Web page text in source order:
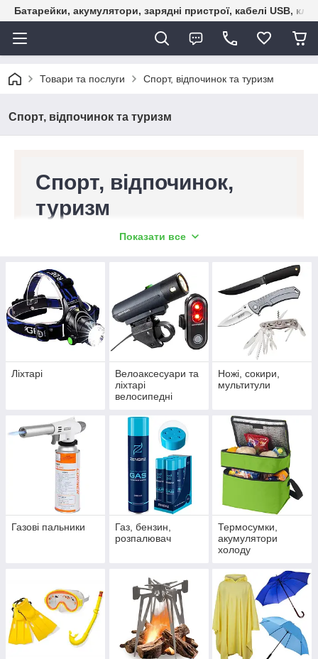
Батарейки, акумулятори, зарядні пристрої, кабелі USB,
Товари та послуги Спорт, відпочинок та туризм
Спорт, відпочинок та туризм
Спорт, відпочинок,
туризм
Шукаєте інтернет-магазин, який
товарів для активного відпочинку та
туризму в різних умовах? Раді вітати
вас в BAT-OPT!
Уже понад 16 років ми займаємося продажем
подібної продукції. У нашому каталозі зібрано
близько 6 тисяч пропозицій, тож ви точно
знайдете той товар, який повністю
відповідатиме вашим вимогам!
Приступити до вибору
Як оформити покупку в BAT-OPT?
01
Вибiр товарiв
Для зручності пошуку товари на сторінці розбиті
на тематичні категорії. Ознайомтеся з ними та
Показати все
Ліхтарі
Велоаксесуари та
ліхтарі
велосипедні
Ножі, сокири,
мультитули
Газові пальники
Газ, бензин,
розпалювач
Термосумки,
акумулятори
холоду